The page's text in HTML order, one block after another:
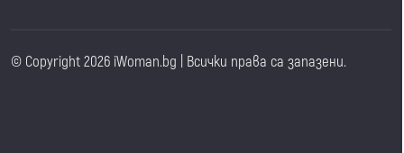
© Copyright 2026 iWoman.bg | Всички права са запазени.